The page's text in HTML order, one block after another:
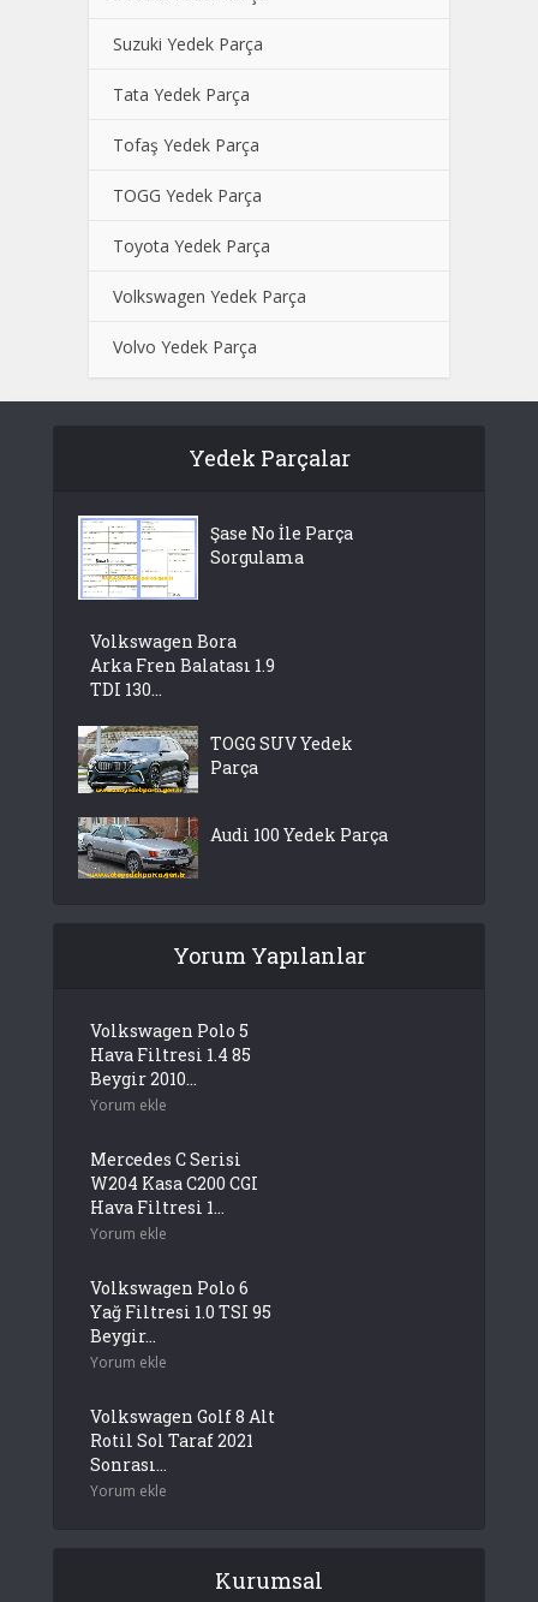
Suzuki Yedek Parça
Tata Yedek Parça
Tofaş Yedek Parça
TOGG Yedek Parça
Toyota Yedek Parça
Volkswagen Yedek Parça
Volvo Yedek Parça
Yedek Parçalar
Şase No İle Parça
Sorgulama
Volkswagen Bora
Arka Fren Balatası 1.9
TDI 130...
TOGG SUV Yedek
Parça
Audi 100 Yedek Parça
Yorum Yapılanlar
Volkswagen Polo 5
Hava Filtresi 1.4 85
Beygir 2010...
Yorum ekle
Mercedes C Serisi
W204 Kasa C200 CGI
Hava Filtresi 1...
Yorum ekle
Volkswagen Polo 6
Yağ Filtresi 1.0 TSI 95
Beygir...
Yorum ekle
Volkswagen Golf 8 Alt
Rotil Sol Taraf 2021
Sonrası...
Yorum ekle
Kurumsal